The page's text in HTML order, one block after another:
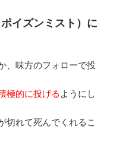
イズンミスト）に
、味方のフォローで投
極的に投げる ようにし
切れて死んでくれるこ